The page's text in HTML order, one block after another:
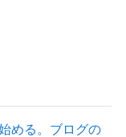
める。ブログの